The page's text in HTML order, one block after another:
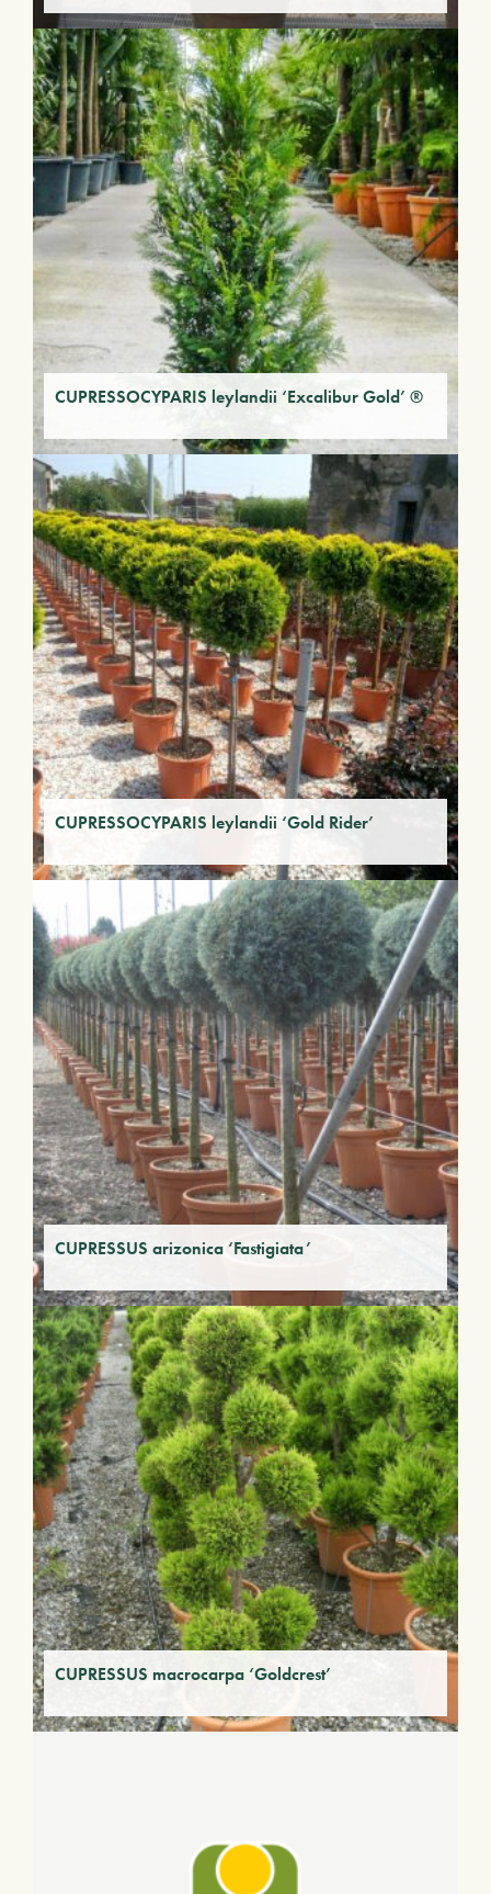
CUPRESSOCYPARIS leylandii ‘Excalibur Gold’ ®
CUPRESSOCYPARIS leylandii ‘Gold Rider’
CUPRESSUS arizonica ‘Fastigiata’
CUPRESSUS macrocarpa ‘Goldcrest’